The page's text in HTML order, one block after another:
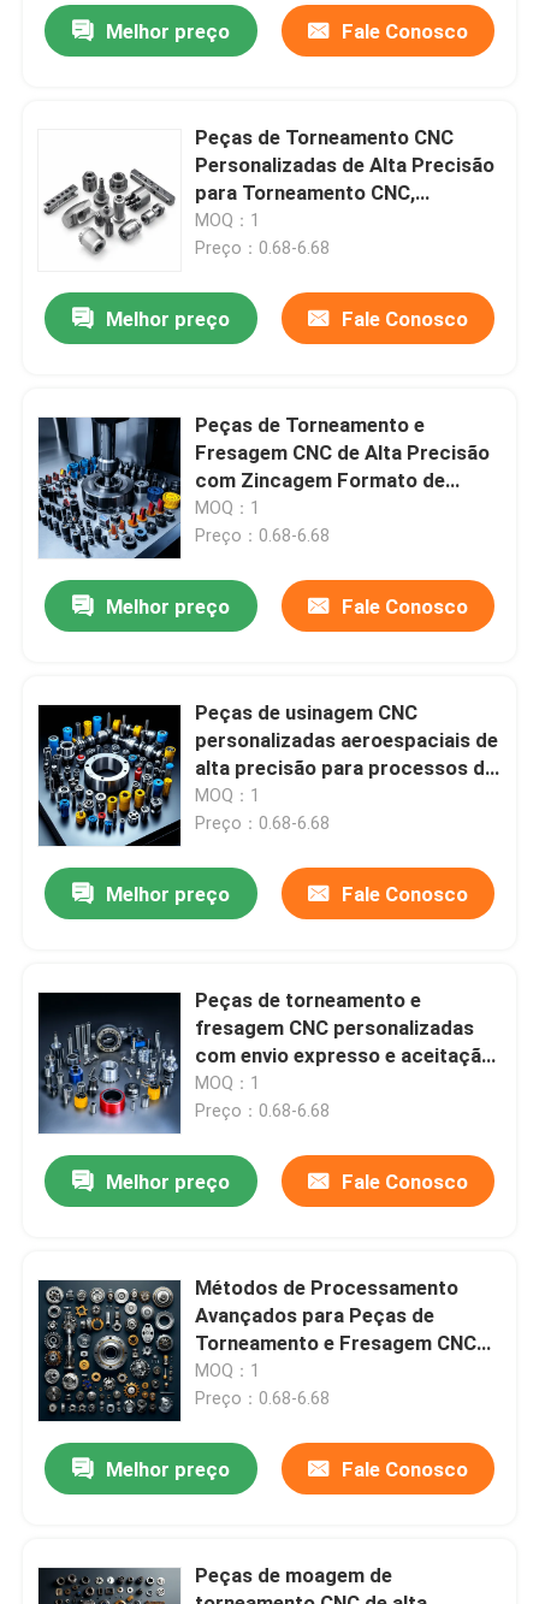
Para casa
Vídeos
Sobre nós
Visita à fábrica
Controle de qualidade
Contacte-nos
Notícias
Peças de fresagem CNC
Melhor preço Fale Conosco
Peças de Torneamento CNC
Personalizadas de Alta Precisão
para Torneamento CNC,
Fresagem, Vantagem de
Torneamento CNC e Método de
MOQ：1
Preço：0.68-6.68
Melhor preço Fale Conosco
Peças de Torneamento e
Fresagem CNC de Alta Precisão
com Zincagem Formato de
Desenho STP
MOQ：1
Preço：0.68-6.68
Melhor preço Fale Conosco
Peças de usinagem CNC
personalizadas aeroespaciais de
alta precisão para processos de
fabricação de precisão
MOQ：1
Preço：0.68-6.68
Melhor preço Fale Conosco
Peças de torneamento e
fresagem CNC personalizadas
com envio expresso e aceitação
OEM/ODM
MOQ：1
Preço：0.68-6.68
Melhor preço Fale Conosco
Métodos de Processamento
Avançados para Peças de
Torneamento e Fresagem CNC
em Formato DWG
MOQ：1
Preço：0.68-6.68
Melhor preço Fale Conosco
Peças de moagem de